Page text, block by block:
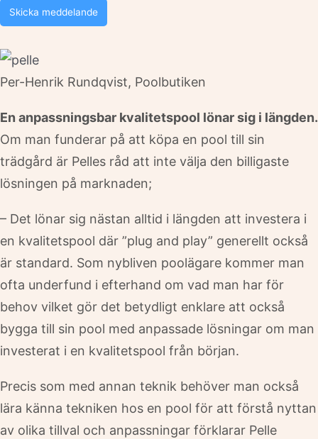
Skicka meddelande
Per-Henrik Rundqvist, Poolbutiken
En anpassningsbar kvalitetspool lönar sig i längden.
Om man funderar på att köpa en pool till sin
trädgård är Pelles råd att inte välja den billigaste
lösningen på marknaden;
– Det lönar sig nästan alltid i längden att investera i
en kvalitetspool där ”plug and play” generellt också
är standard. Som nybliven poolägare kommer man
ofta underfund i efterhand om vad man har för
behov vilket gör det betydligt enklare att också
bygga till sin pool med anpassade lösningar om man
investerat i en kvalitetspool från början.
Precis som med annan teknik behöver man också
lära känna tekniken hos en pool för att förstå nyttan
av olika tillval och anpassningar förklarar Pelle